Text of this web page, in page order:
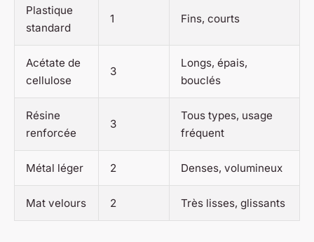
Plastique
standard
1 Fins, courts
Acétate de
cellulose
3
Longs, épais,
bouclés
Résine
renforcée
3
Tous types, usage
fréquent
Métal léger 2 Denses, volumineux
Mat velours 2 Très lisses, glissants